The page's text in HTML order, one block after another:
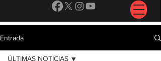
Entrada
ÚLTIMAS NOTICIAS